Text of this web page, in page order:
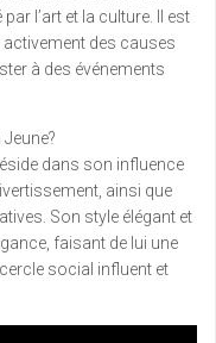
l’art et la culture. Il est
des causes
à des événements
dans son influence
ainsi que
Son style élégant et
faisant de lui une
social influent et